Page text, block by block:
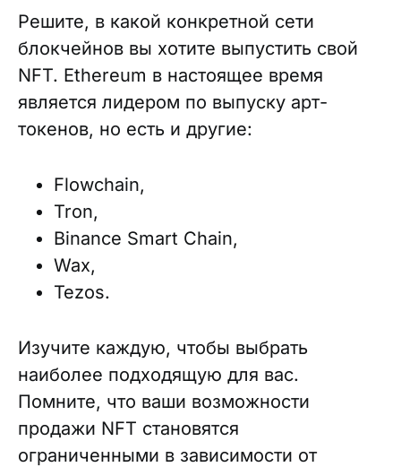
Решите, в какой конкретной сети
блокчейнов вы хотите выпустить свой
NFT. Ethereum в настоящее время
является лидером по выпуску арт-
токенов, но есть и другие:
Flowchain,
Tron,
Binance Smart Chain,
Wax,
Tezos.
Изучите каждую, чтобы выбрать
наиболее подходящую для вас.
Помните, что ваши возможности
продажи NFT становятся
ограниченными в зависимости от